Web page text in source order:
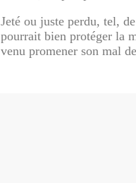
Jeté ou juste perdu, tel,
pourrait bien protéger la
venu promener son mal